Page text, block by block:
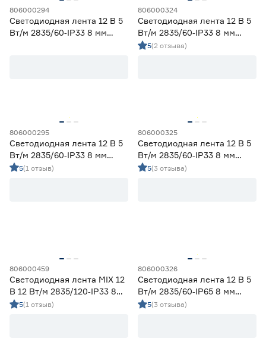
Тип
Ленты диодные для бани и сауны
0
Ленты диодные для влажных помещений
Применение
Декоративная подсветка (до 990 лм/м)
3500-4100К - Нейтральный
5000-6500К - Холодный
20
Регулируемый (белый)
Цветной
806000294
Светодиодная лента 12 В 5
Вт/м 2835/60‑IP33 8 мм
806000324
Светодиодная лента 12 В 5
Вт/м 2835/60‑IP33 8 мм
холодный 2 м Geniled
5(2 отзыва)
806000295
Светодиодная лента 12 В 5
Вт/м 2835/60‑IP33 8 мм
теплый 5 м Geniled
5(1 отзыв)
806000325
Светодиодная лента 12 В 5
Вт/м 2835/60‑IP33 8 мм
холодный 5 м Geniled
5(3 отзыва)
806000459
Светодиодная лента MIX 12
В 12 Вт/м 2835/120‑IP33 8
мм теплый/дневной/
5(1 отзыв)
806000326
Светодиодная лента 12 В 5
Вт/м 2835/60‑IP65 8 мм
холодный 2 м Geniled
5(3 отзыва)